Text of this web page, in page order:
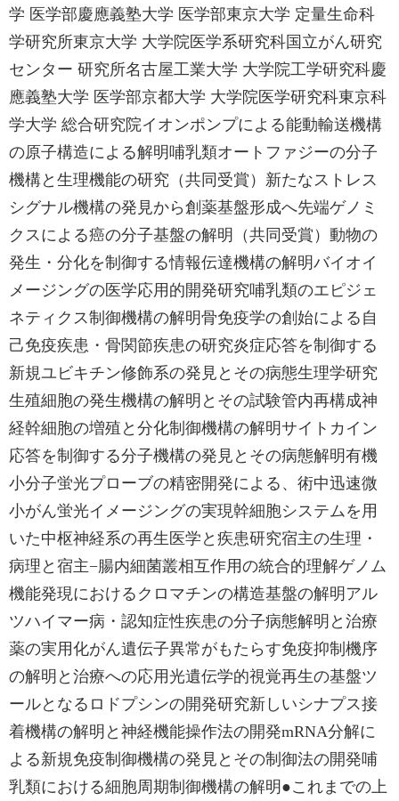
学 医学部慶應義塾大学 医学部東京大学 定量生命科
学研究所東京大学 大学院医学系研究科国立がん研究
センター 研究所名古屋工業大学 大学院工学研究科慶
應義塾大学 医学部京都大学 大学院医学研究科東京科
学大学 総合研究院イオンポンプによる能動輸送機構
の原子構造による解明哺乳類オートファジーの分子
機構と生理機能の研究（共同受賞）新たなストレス
シグナル機構の発見から創薬基盤形成へ先端ゲノミ
クスによる癌の分子基盤の解明（共同受賞）動物の
発生・分化を制御する情報伝達機構の解明バイオイ
メージングの医学応用的開発研究哺乳類のエピジェ
ネティクス制御機構の解明骨免疫学の創始による自
己免疫疾患・骨関節疾患の研究炎症応答を制御する
新規ユビキチン修飾系の発見とその病態生理学研究
生殖細胞の発生機構の解明とその試験管内再構成神
経幹細胞の増殖と分化制御機構の解明サイトカイン
応答を制御する分子機構の発見とその病態解明有機
小分子蛍光プローブの精密開発による、術中迅速微
小がん蛍光イメージングの実現幹細胞システムを用
いた中枢神経系の再生医学と疾患研究宿主の生理・
病理と宿主−腸内細菌叢相互作用の統合的理解ゲノム
機能発現におけるクロマチンの構造基盤の解明アル
ツハイマー病・認知症性疾患の分子病態解明と治療
薬の実用化がん遺伝子異常がもたらす免疫抑制機序
の解明と治療への応用光遺伝学的視覚再生の基盤ツ
ールとなるロドプシンの開発研究新しいシナプス接
着機構の解明と神経機能操作法の開発mRNA分解に
よる新規免疫制御機構の発見とその制御法の開発哺
乳類における細胞周期制御機構の解明●これまでの上